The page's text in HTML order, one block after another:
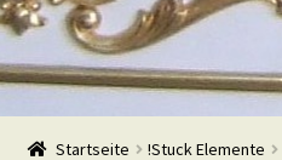
Navigation
Zum
Inhalt
Start
Startseite !Stuck Elemente